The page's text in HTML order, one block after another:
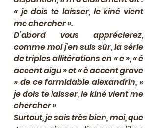
« je dois te laisser, le kiné vient
me chercher ».
D’abord vous apprécierez,
comme moi j’en suis sûr, la série
de triples allitérations en « e », « é
accent aigu » et « è accent grave
» de ce formidable alexandrin, «
je dois te laisser, le kiné vient me
chercher »
Surtout, je sais très bien, moi, que